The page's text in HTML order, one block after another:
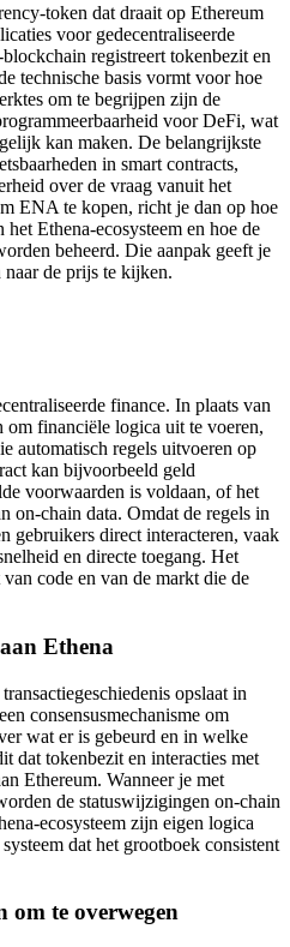
token dat draait op Ethereum
voor gedecentraliseerde
registreert tokenbezit en
technische basis vormt voor hoe
om te begrijpen zijn de
voor DeFi, wat
kan maken. De belangrijkste
in smart contracts,
over de vraag vanuit het
ENA te kopen, richt je dan op hoe
Ethena-ecosysteem en hoe de
beheerd. Die aanpak geeft je
de prijs te kijken.
finance. In plaats van
financiële logica uit te voeren,
automatisch regels uitvoeren op
kan bijvoorbeeld geld
voorwaarden is voldaan, of het
on-chain data. Omdat de regels in
gebruikers direct interacteren, vaak
en directe toegang. Het
code en van de markt die de
Ethena
opslaat in
consensusmechanisme om
wat er is gebeurd en in welke
dat tokenbezit en interacties met
Ethereum. Wanneer je met
de statuswijzigingen on-chain
ecosysteem zijn eigen logica
dat het grootboek consistent
om te overwegen